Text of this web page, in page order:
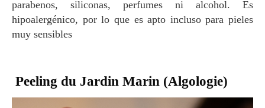
parabenos, siliconas, perfumes ni alcohol. Es
hipoalergénico, por lo que es apto incluso para pieles
muy sensibles
Peeling du Jardin Marin (Algologie)